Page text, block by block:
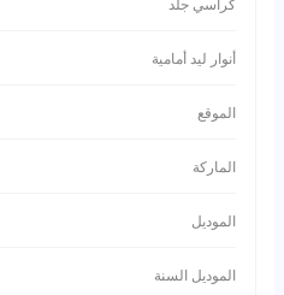
أنوار ليد أمامية
الموقع
الماركة
الموديل
الموديل السنة